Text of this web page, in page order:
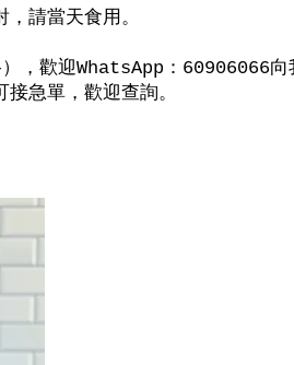
請當天食用。
，歡迎WhatsApp：60906066向
急單，歡迎查詢。